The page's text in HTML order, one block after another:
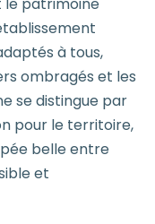
à tous,
ombragés et les
se distingue par
pour le territoire,
belle entre
et